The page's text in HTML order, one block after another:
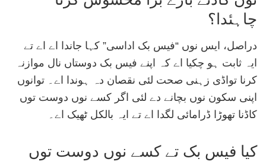
چاہئدا؟
دراصل، ایس نوں “فیس بک اداسی” کہا جاندا اے اے تے
ایہ ثابت ہو چکیا اے کہ اپنے فیس بک دوستاں نال موازنہ
کرنا تواڈی زہنی صحت لئی نقصان دہ ہوندا اے۔ توانوں
اپنی سکون نوں بچانے دے لئی اگر کسے نوں دوست توں
کاڈنا تھوڑا ڈرامائی لگدا اے تے ایہ بالکل ٹھیک اے۔
کیا فیس بک تے کسے نوں دوست توں